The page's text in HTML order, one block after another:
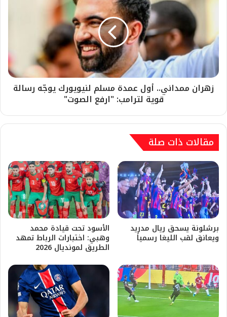
زهران ممداني.. أول عمدة مسلم لنيويورك يوجّه رسالة
قوية لترامب: "ارفع الصوت"
مقالات ذات صلة
برشلونة يسحق ريال مدريد
ويعانق لقب الليغا رسمياً
​الأسود تحت قيادة محمد
وهبي: اختبارات الرباط تمهد
الطريق لمونديال 2026